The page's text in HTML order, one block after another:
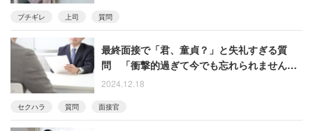
ブチギレ 上司 質問
最終面接で「君、童貞？」と失礼すぎる質
問 「衝撃的過ぎて今でも忘れられません」
と語る20代男性
2024.12.18
セクハラ 質問 面接官